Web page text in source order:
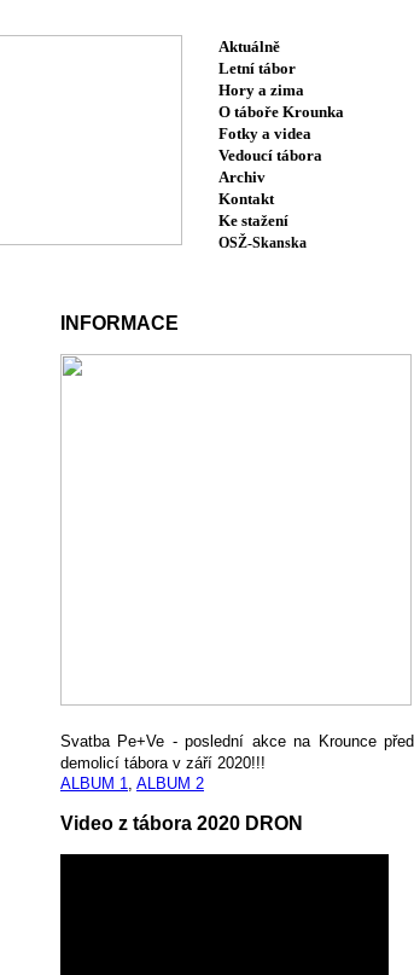
Aktuálně
Letní tábor
Hory a zima
O táboře Krounka
Fotky a videa
Vedoucí tábora
Archiv
Kontakt
Ke stažení
OSŽ-Skanska
INFORMACE
Svatba Pe+Ve - poslední akce na Krounce před
demolicí tábora v září 2020!!!
ALBUM 1, ALBUM 2
Video z tábora 2020 DRON